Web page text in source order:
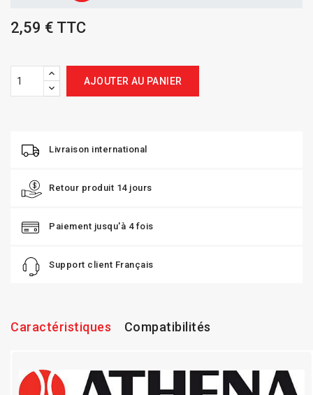
2,59 € TTC
AJOUTER AU PANIER
Livraison international
Retour produit 14 jours
Paiement jusqu'à 4 fois
Support client Français
Caractéristiques Compatibilités